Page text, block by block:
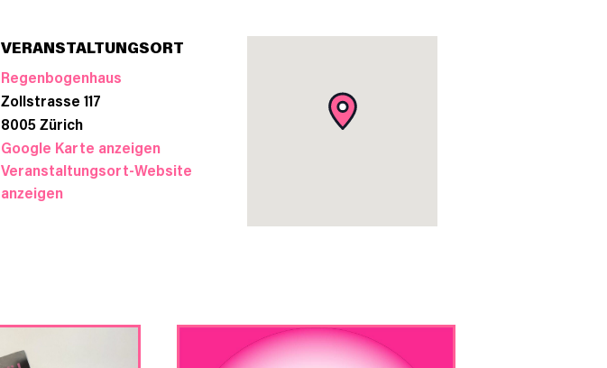
VERANSTALTUNGSORT
Regenbogenhaus
Zollstrasse 117
8005Zürich
Google Karte anzeigen
Veranstaltungsort-Website
anzeigen